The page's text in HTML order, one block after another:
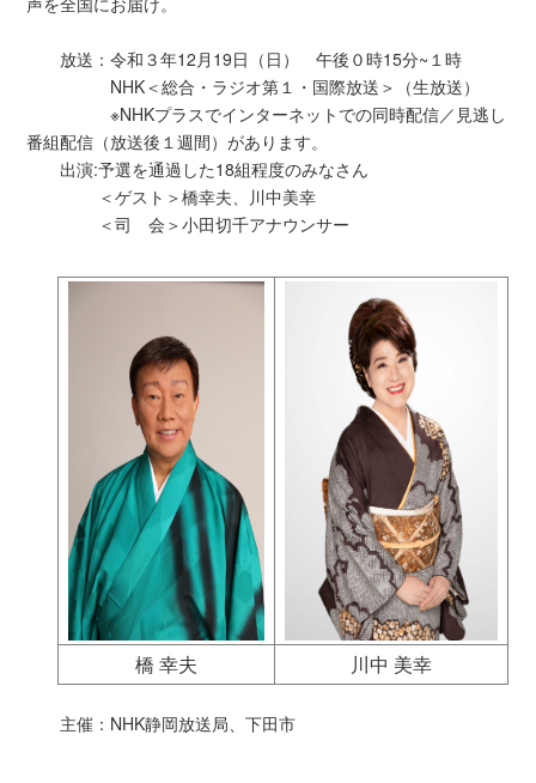
放送：令和３年12月19日（日） 午後０時15分~１時
NHK＜総合・ラジオ第１・国際放送＞（生放送）
※NHKプラスでインターネットでの同時配信／見逃し
番組配信（放送後１週間）があります。
出演:予選を通過した18組程度のみなさん
＜ゲスト＞橋幸夫、川中美幸
＜司 会＞小田切千アナウンサー
橋 幸夫 川中 美幸
主催：NHK静岡放送局、下田市